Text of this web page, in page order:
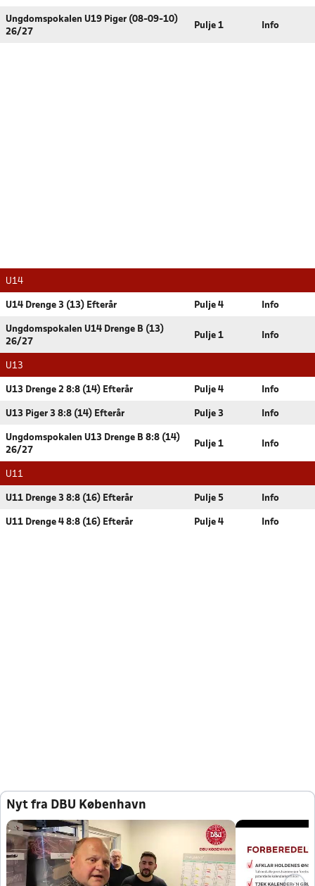
Ungdomspokalen U19 Piger (08-09-10)
26/27
Pulje 1 Info
U14
U14 Drenge 3 (13) Efterår Pulje 4 Info
Ungdomspokalen U14 Drenge B (13)
26/27
Pulje 1 Info
U13
U13 Drenge 2 8:8 (14) Efterår Pulje 4 Info
U13 Piger 3 8:8 (14) Efterår Pulje 3 Info
Ungdomspokalen U13 Drenge B 8:8 (14)
26/27
Pulje 1 Info
U11
U11 Drenge 3 8:8 (16) Efterår Pulje 5 Info
U11 Drenge 4 8:8 (16) Efterår Pulje 4 Info
Nyt fra DBU København